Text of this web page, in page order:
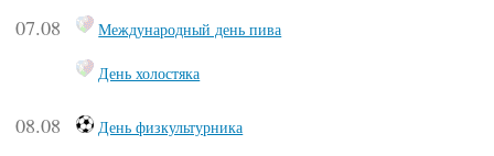
07.08 Международный день пива
День холостяка
08.08 День физкультурника